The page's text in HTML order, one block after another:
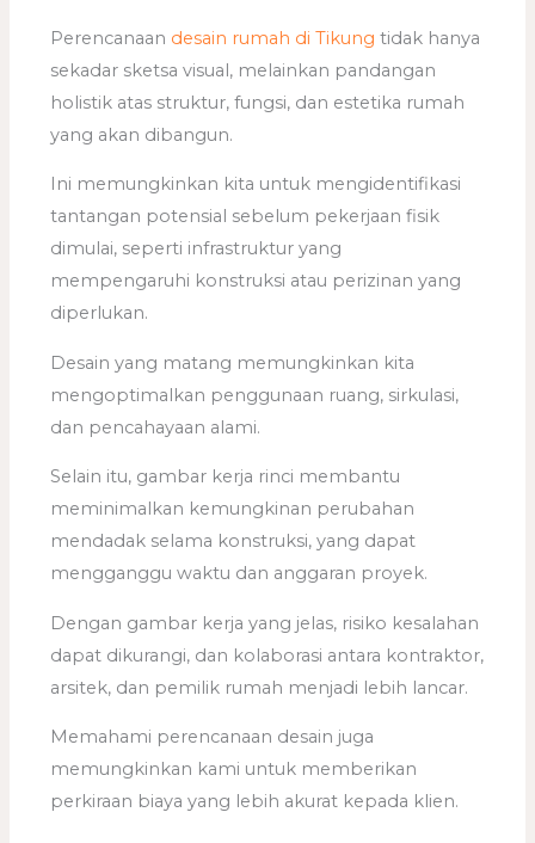
Perencanaan desain rumah di Tikung tidak hanya
sekadar sketsa visual, melainkan pandangan
holistik atas struktur, fungsi, dan estetika rumah
yang akan dibangun.
Ini memungkinkan kita untuk mengidentifikasi
tantangan potensial sebelum pekerjaan fisik
dimulai, seperti infrastruktur yang
mempengaruhi konstruksi atau perizinan yang
diperlukan.
Desain yang matang memungkinkan kita
mengoptimalkan penggunaan ruang, sirkulasi,
dan pencahayaan alami.
Selain itu, gambar kerja rinci membantu
meminimalkan kemungkinan perubahan
mendadak selama konstruksi, yang dapat
mengganggu waktu dan anggaran proyek.
Dengan gambar kerja yang jelas, risiko kesalahan
dapat dikurangi, dan kolaborasi antara kontraktor,
arsitek, dan pemilik rumah menjadi lebih lancar.
Memahami perencanaan desain juga
memungkinkan kami untuk memberikan
perkiraan biaya yang lebih akurat kepada klien.